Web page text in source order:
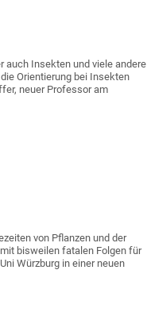
auch Insekten und viele andere
Orientierung bei Insekten
neuer Professor am
von Pflanzen und der
bisweilen fatalen Folgen für
Würzburg in einer neuen